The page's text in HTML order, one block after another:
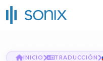
INICIO TRADUCCIÓN